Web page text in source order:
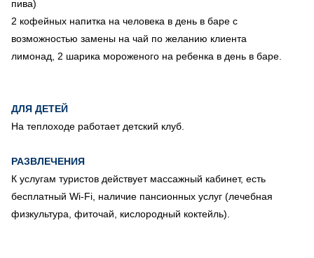
пива)
2 кофейных напитка на человека в день в баре с
возможностью замены на чай по желанию клиента
лимонад, 2 шарика мороженого на ребенка в день в баре.
ДЛЯ ДЕТЕЙ
На теплоходе работает детский клуб.
РАЗВЛЕЧЕНИЯ
К услугам туристов действует массажный кабинет, есть
бесплатный Wi-Fi, наличие пансионных услуг (лечебная
физкультура, фиточай, кислородный коктейль).